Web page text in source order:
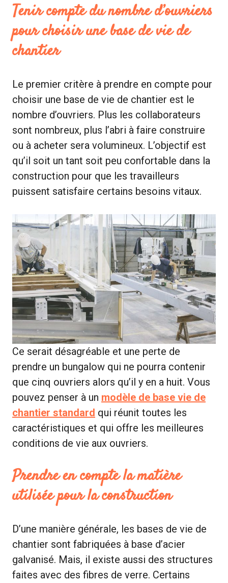
Tenir compte du nombre d’ouvriers
pour choisir une base de vie de
chantier
Le premier critère à prendre en compte pour
choisir une base de vie de chantier est le
nombre d’ouvriers. Plus les collaborateurs
sont nombreux, plus l’abri à faire construire
ou à acheter sera volumineux. L’objectif est
qu’il soit un tant soit peu confortable dans la
construction pour que les travailleurs
puissent satisfaire certains besoins vitaux.
Ce serait désagréable et une perte de
prendre un bungalow qui ne pourra contenir
que cinq ouvriers alors qu’il y en a huit. Vous
pouvez penser à un modèle de base vie de
chantier standard qui réunit toutes les
caractéristiques et qui offre les meilleures
conditions de vie aux ouvriers.
Prendre en compte la matière
utilisée pour la construction
D’une manière générale, les bases de vie de
chantier sont fabriquées à base d’acier
galvanisé. Mais, il existe aussi des structures
faites avec des fibres de verre. Certains